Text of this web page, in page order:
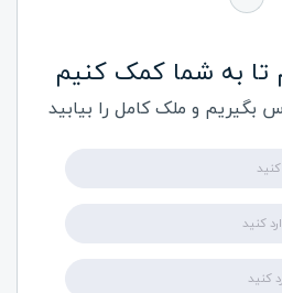
تا به شما کمک کنیم
بگیریم و ملک کامل را بیابید